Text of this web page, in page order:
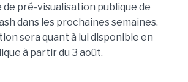
pré-visualisation publique de
dans les prochaines semaines.
sera quant à lui disponible en
à partir du 3 août.